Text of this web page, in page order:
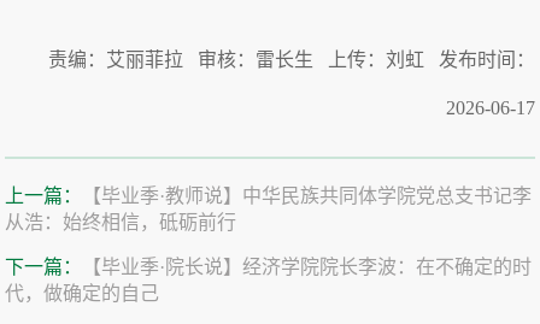
责编：艾丽菲拉 审核：雷长生 上传：刘虹 发布时间：
2026-06-17
上一篇：
【毕业季·教师说】中华民族共同体学院党总支书记李
从浩：始终相信，砥砺前行
下一篇：
【毕业季·院长说】经济学院院长李波：在不确定的时
代，做确定的自己